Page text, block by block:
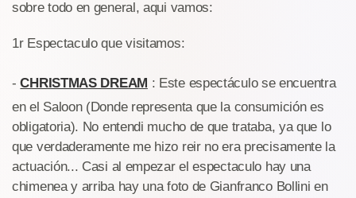
sobre todo en general, aqui vamos:
1r Espectaculo que visitamos:
-CHRISTMAS DREAM : Este espectáculo se encuentra
en el Saloon (Donde representa que la consumición es
obligatoria). No entendi mucho de que trataba, ya que lo
que verdaderamente me hizo reir no era precisamente la
actuación... Casi al empezar el espectaculo hay una
chimenea y arriba hay una foto de Gianfranco Bollini en